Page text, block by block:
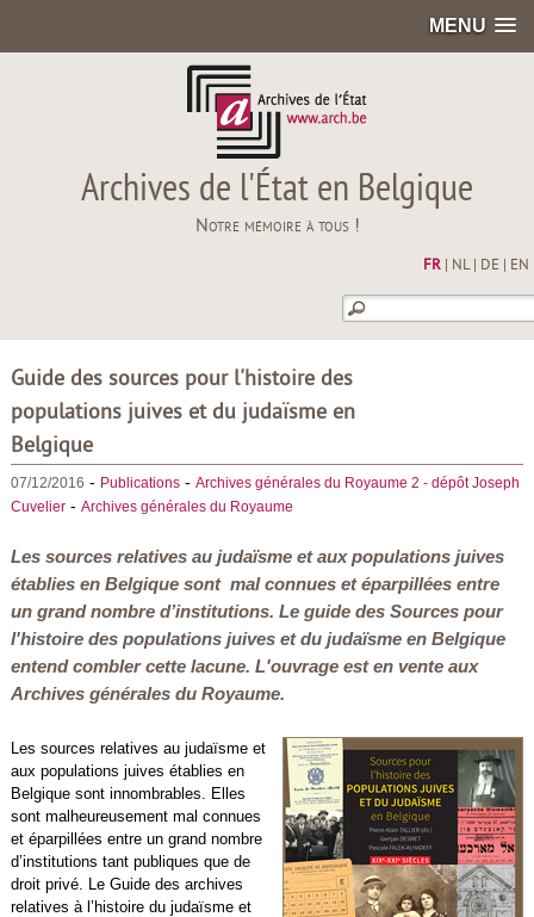
MENU
Archives de l'État en Belgique
Notre mémoire à tous !
FR| NL| DE EN
Guide des sources pour l'histoire des
populations juives et du judaïsme en
Belgique
07/12/2016 - Publications- Archives générales du Royaume 2 - dépôt Joseph
Cuvelier- Archives générales du Royaume
Les sources relatives au judaïsme et aux populations juives
établies en Belgique sont mal connues et éparpillées entre
un grand nombre d’institutions. Le guide des Sources pour
l'histoire des populations juives et du judaïsme en Belgique
entendcombler cette lacune. L'ouvrage est en vente aux
Archives générales du Royaume.
Les sources relatives au judaïsme et
aux populations juives établies en
Belgique sont innombrables. Elles
sont malheureusement mal connues
et éparpillées entre un grand nombre
d’institutions tant publiques que de
droit privé. Le Guide des archives
relatives à l’histoire du judaïsme et